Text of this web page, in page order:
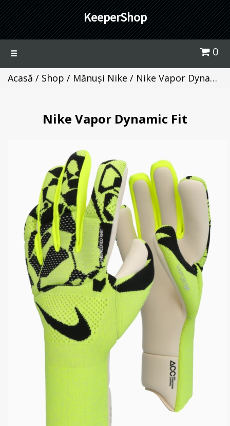
KeeperShop
Toggle
0
Acasă / Shop / Mănuși Nike / Nike Vapor Dynamic Fit
Nike Vapor Dynamic Fit